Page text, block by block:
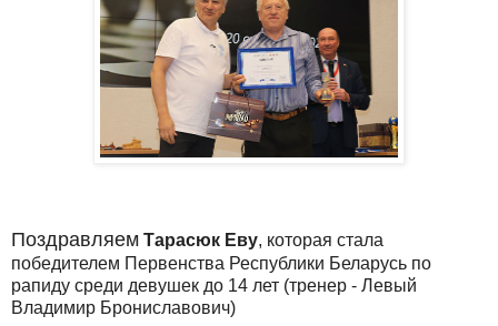
Поздравляем Тарасюк Еву, которая стала
победителем Первенства Республики Беларусь по
рапиду среди девушек до 14 лет (тренер - Левый
Владимир Брониславович)